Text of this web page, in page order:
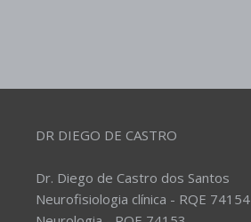
DR DIEGO DE CASTRO
Dr. Diego de Castro dos Santos
Neurofisiologia clínica - RQE 74154